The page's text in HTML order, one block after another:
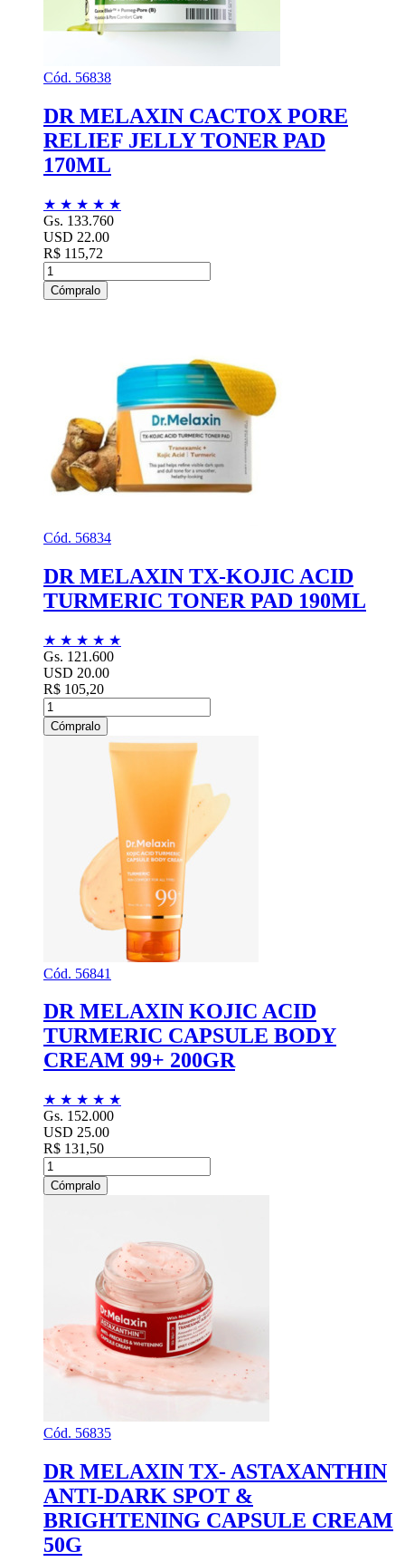
Cód. 56838
DR MELAXIN CACTOX PORE
RELIEF JELLY TONER PAD
170ML
★ ★ ★ ★ ★
Gs. 133.760
USD 22.00
R$ 115,72
Cómpralo
Cód. 56834
DR MELAXIN TX-KOJIC ACID
TURMERIC TONER PAD 190ML
★ ★ ★ ★ ★
Gs. 121.600
USD 20.00
R$ 105,20
Cómpralo
Cód. 56841
DR MELAXIN KOJIC ACID
TURMERIC CAPSULE BODY
CREAM 99+ 200GR
★ ★ ★ ★ ★
Gs. 152.000
USD 25.00
R$ 131,50
Cómpralo
Cód. 56835
DR MELAXIN TX- ASTAXANTHIN
ANTI-DARK SPOT &
BRIGHTENING CAPSULE CREAM
50G